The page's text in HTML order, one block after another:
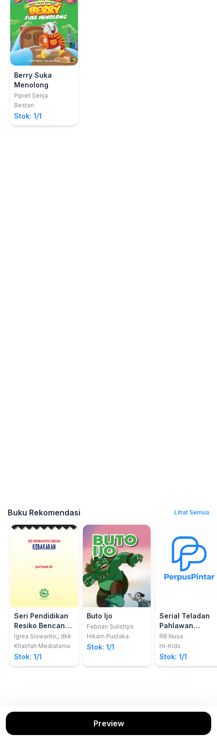
Berry Suka
Menolong
Pipiet Senja
Bestari
Stok: 1/1
Buku Rekomendasi Lihat Semua
Seri Pendidikan
Resiko Bencana
KEBAKARAN
Igrea Siswanto,; dkk
Khalifah Mediatama
Stok: 1/1
Buto Ijo
Febrian Sulistiyo
Hikam Pustaka
Stok: 1/1
Serial Teladan
Pahlawan
Nasional:
Jendral
Sudirman (1916-
1950)
RB Nusa
Hi-Kids
Stok: 1/1
Preview